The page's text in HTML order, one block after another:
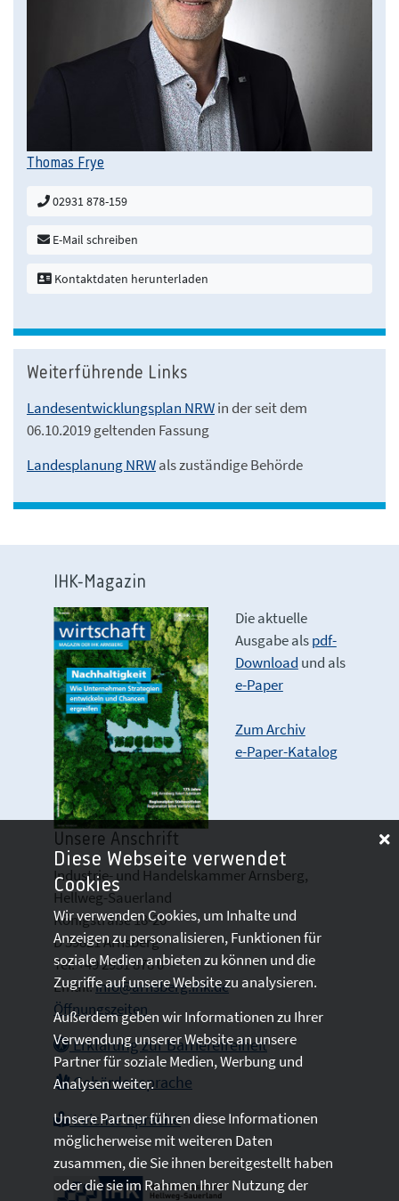
Thomas Frye
02931 878-159
E-Mail schreiben
Kontaktdaten herunterladen
Weiterführende Links
Landesentwicklungsplan NRWin der seit dem
06.10.2019 geltenden Fassung
Landesplanung NRWals zuständige Behörde
IHK-Magazin
Die aktuelle
Ausgabe alspdf-
Download und als
e-Paper
Zum Archiv
e-Paper-Katalog
Unsere Anschrift
Industrie- und Handelskammer Arnsberg,
Hellweg-Sauerland
Königstraße 18-20
D 59821 Arnsberg
Tel: +49 2931 878 0
Email:info@arnsberg.ihk.de
Öffnungszeiten
Erklärung zur Barrierefreiheit
Gebärdensprache
Leichte Sprache
Diese Webseite verwendet
Cookies
Wir verwenden Cookies, um Inhalte und
Anzeigen zu personalisieren, Funktionen für
soziale Medien anbieten zu können und die
Zugriffe auf unsere Website zu analysieren.
Außerdem geben wir Informationen zu Ihrer
Verwendung unserer Website an unsere
Partner für soziale Medien, Werbung und
Analysen weiter.
Unsere Partner führen diese Informationen
möglicherweise mit weiteren Daten
zusammen, die Sie ihnen bereitgestellt haben
oder die sie im Rahmen Ihrer Nutzung der